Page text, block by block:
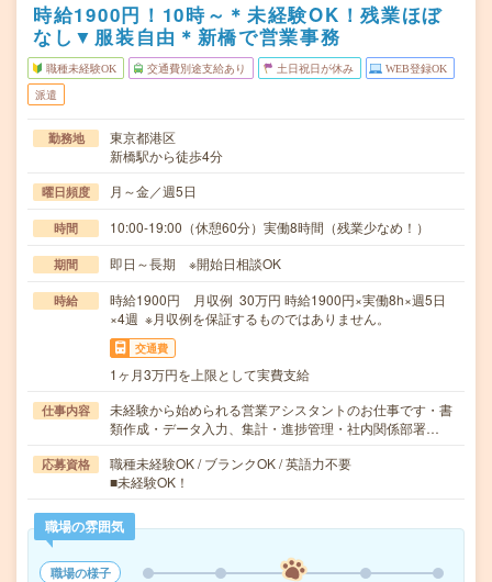
時給1900円！10時～＊未経験OK！残業ほぼ
なし▼服装自由＊新橋で営業事務
職種未経験OK 交通費別途支給あり 土日祝日が休み WEB登録OK
派遣
勤務地
東京都港区
新橋駅から徒歩4分
曜日頻度 月～金／週5日
時間 10:00-19:00（休憩60分）実働8時間（残業少なめ！）
期間 即日～長期 ※開始日相談OK
時給
時給1900円 月収例 30万円 時給1900円×実働8h×週5日
×4週 ※月収例を保証するものではありません。
交通費
1ヶ月3万円を上限として実費支給
仕事内容
未経験から始められる営業アシスタントのお仕事です・書
類作成・データ入力、集計・進捗管理・社内関係部署…
応募資格
職種未経験OK / ブランクOK / 英語力不要
■未経験OK！
職場の雰囲気
職場の様子